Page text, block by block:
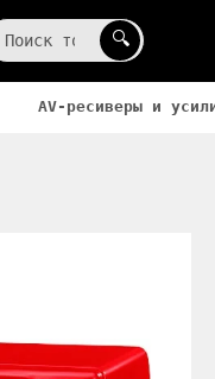
🔍
AV-ресиверы и